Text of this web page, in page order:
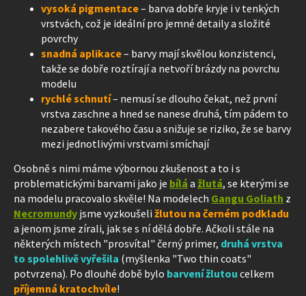
vysoká pigmentace– barva dobře kryje i v tenkých
vrstvách, což je ideální pro jemné detaily a složité
povrchy
snadná aplikace– barvy mají skvělou konzistenci,
takže se dobře roztírají a netvoří brázdy na povrchu
modelu
rychlé schnutí– nemusí se dlouho čekat, než první
vrstva zaschne a hned se nanese druhá, tím pádem to
nezabere takového času a snižuje se riziko, že se barvy
mezi jednotlivými vrstvami smíchají
Osobně s nimi máme výbornou zkušenost a to i s
problematickými barvami jako je bílá a žlutá, se kterými se
na modelu pracovalo skvěle! Na modelech Gangu Goliath z
Necromundy jsme vyzkoušeli žlutou na černém podkladu
a jenom jsme zírali, jak se s ní dělá dobře. Ačkoli stále na
některých místech "prosvítal" černý primer, druhá vrstva
to spolehlivě vyřešila (myšlenka "Two thin coats"
potvrzena). Po dlouhé době bylo barvení žlutou celkem
příjemná kratochvíle!